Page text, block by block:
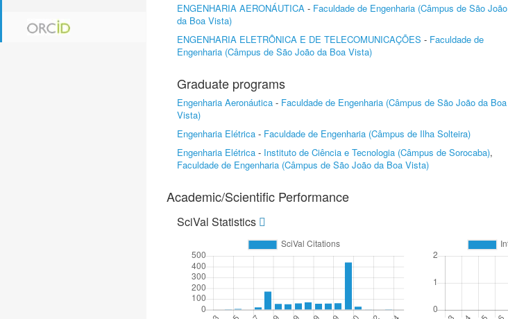
ENGENHARIA AERONÁUTICA - Faculdade de Engenharia (Câmpus de São João
da Boa Vista)
ENGENHARIA ELETRÔNICA E DE TELECOMUNICAÇÕES - Faculdade de
Engenharia (Câmpus de São João da Boa Vista)
Graduate programs
Engenharia Aeronáutica - Faculdade de Engenharia (Câmpus de São João da Boa
Vista)
Engenharia Elétrica - Faculdade de Engenharia (Câmpus de Ilha Solteira)
Engenharia Elétrica - Instituto de Ciência e Tecnologia (Câmpus de Sorocaba),
Faculdade de Engenharia (Câmpus de São João da Boa Vista)
Academic/Scientific Performance
SciVal Statistics